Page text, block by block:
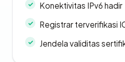
Konektivitas IPv6 hadir
Registrar terverifikasi
Jendela validitas